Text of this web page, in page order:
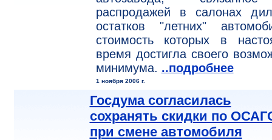
распродажей в салонах
остатков "летних"
стоимость которых в
время достигла своего
минимума. ..подробнее
1 ноября 2006 г.
Госдума согласилась
сохранять скидки по
при смене автомобиля